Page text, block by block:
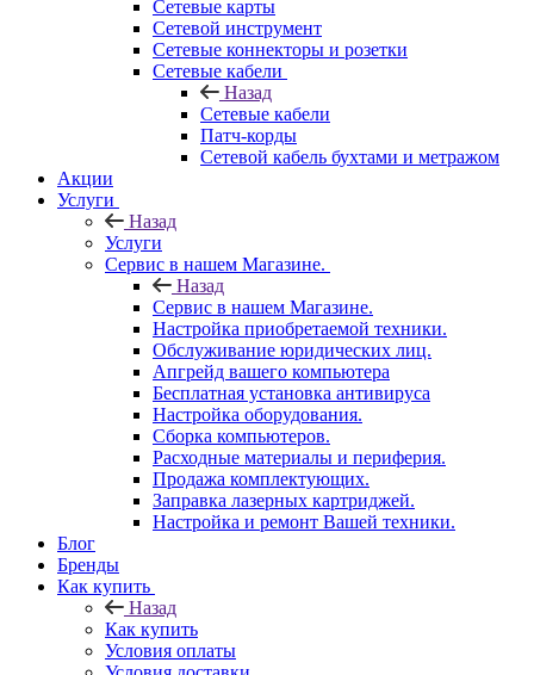
Сетевые карты
Сетевой инструмент
Сетевые коннекторы и розетки
Сетевые кабели
Назад
Сетевые кабели
Патч-корды
Сетевой кабель бухтами и метражом
Акции
Услуги
Назад
Услуги
Сервис в нашем Магазине.
Назад
Сервис в нашем Магазине.
Настройка приобретаемой техники.
Обслуживание юридических лиц.
Апгрейд вашего компьютера
Бесплатная установка антивируса
Настройка оборудования.
Сборка компьютеров.
Расходные материалы и периферия.
Продажа комплектующих.
Заправка лазерных картриджей.
Настройка и ремонт Вашей техники.
Блог
Бренды
Как купить
Назад
Как купить
Условия оплаты